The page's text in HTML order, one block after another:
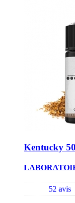
Kentucky
52 avis